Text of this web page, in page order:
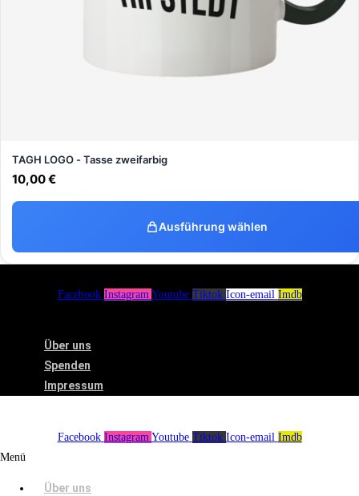
TAGH LOGO - Tasse zweifarbig
10,00€
Ausführung wählen
Facebook Instagram Youtube Tiktok Icon-email Imdb
Über uns
Spenden
Impressum
Facebook Instagram Youtube Tiktok Icon-email Imdb
Menü
Über uns